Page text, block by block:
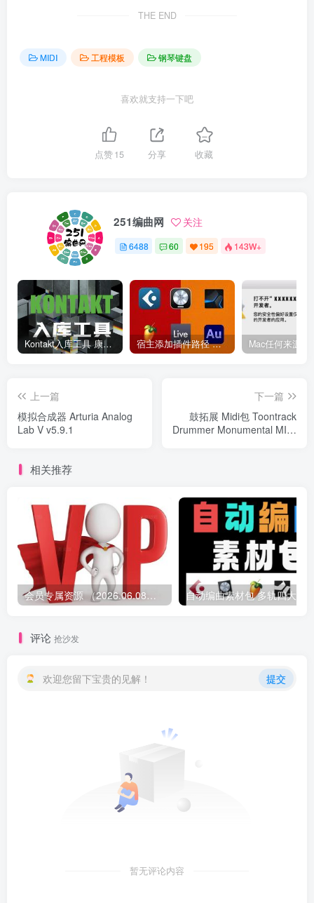
THE END
MIDI 工程模板 钢琴键盘
喜欢就支持一下吧
点赞15 分享 收藏
251编曲网 关注
6488 60 195 143W+
Kontakt入库工具 康泰克入库教程 宿主添加插件路径 插件路径设置 VSTPlugins路径
上一篇
模拟合成器 Arturia Analog
Lab V v5.9.1
下一篇
鼓拓展 Midi包 Toontrack
Drummer Monumental MIDI
相关推荐
会员专属资源 （2026.06.08更新）
评论 抢沙发
欢迎您留下宝贵的见解！ 提交
暂无评论内容